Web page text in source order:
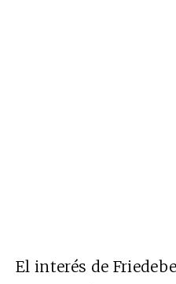
El interés de